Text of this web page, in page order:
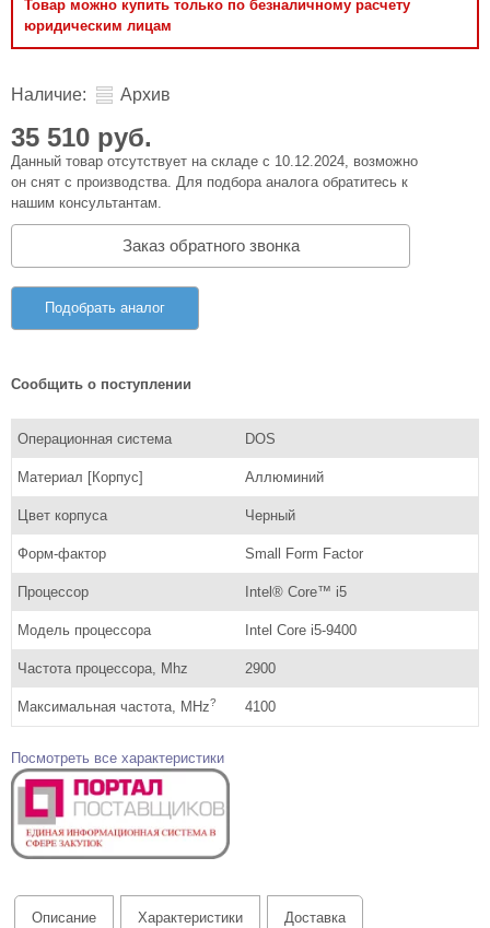
Товар можно купить только по безналичному расчету
юридическим лицам
Наличие: Архив
35 510 руб.
Данный товар отсутствует на складе с 10.12.2024, возможно
он снят с производства. Для подбора аналога обратитесь к
нашим консультантам.
Заказ обратного звонка
Подобрать аналог
Сообщить о поступлении
Операционная система DOS
Материал [Корпус] Аллюминий
Цвет корпуса Черный
Форм-фактор Small Form Factor
Процессор Intel® Core™ i5
Модель процессора Intel Core i5-9400
Частота процессора, Mhz 2900
Максимальная частота, MHz? 4100
Посмотреть все характеристики
Описание Характеристики Доставка